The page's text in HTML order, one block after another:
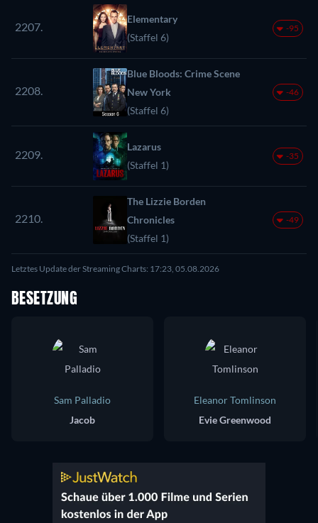
2207.
Elementary
(Staffel 6)
-95
2208.
Blue Bloods: Crime Scene
New York
(Staffel 6)
-46
2209.
Lazarus
(Staffel 1)
-35
2210.
The Lizzie Borden
Chronicles
(Staffel 1)
-49
Letztes Update der Streaming Charts: 17:23, 05.08.2026
BESETZUNG
Sam Palladio
Jacob
Eleanor Tomlinson
Evie Greenwood